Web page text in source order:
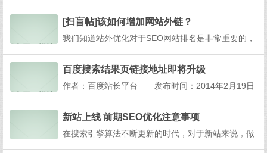
网站U...
的重要性不言而喻！可是你真的会做友情链接吗，你
的那些所谓友情链接判断标准真的正确吗？人都是自
私的，都喜欢贪小便宜！大多数人交换友情链...
[扫盲帖]该如何增加网站外链？
我们知道站外优化对于SEO网站排名是非常重要的，
家总结了一下关于站外优化外链的增加方法。1、友
情链接友情链接是属于外链中的一种形式，友情链接
不仅可以给网站带来流量，还可以给网站增加权
重，...
百度搜索结果页链接地址即将升级
作者：百度站长平台 发布时间：2014年2月19日
将进行优化升级，站长们会观察到部分来自百度的...
新站上线 前期SEO优化注意事项
在搜索引擎算法不断更新的时代，对于新站来说，做